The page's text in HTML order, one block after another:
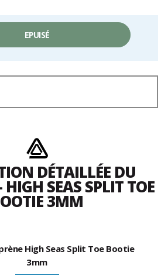
EPUISÉ
DÉTAILLÉE DU
SEAS SPLIT TOE
3MM
High Seas Split Toe Bootie
3mm